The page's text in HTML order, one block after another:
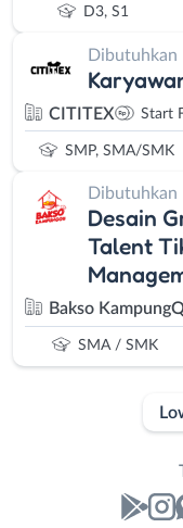
D3, S1
Dibutuhkan
CITITEX Start
SMP, SMA/SMK
Dibutuhkan
Desain
Talent
Bakso
SMA / SMK